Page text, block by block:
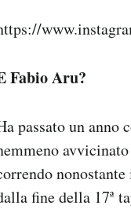
Fabio Aru?
passato un
fine della 17ª